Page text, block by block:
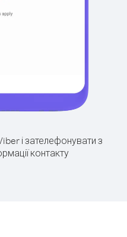
і зателефонувати з
контакту